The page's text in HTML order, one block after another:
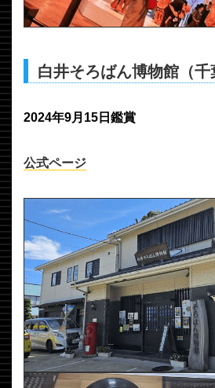
白井そろばん博物館（千
2024年9月15日鑑賞
公式ページ